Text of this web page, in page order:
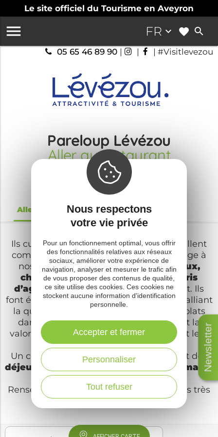
Le site officiel du Tourisme en Aveyron
Newsletter
FR keyboard_arrow_down search

05 65 46 89 90 | | | #Visitlevezou
Pareloup Lévézou
Aller au restaurant
Aller au restaurant
Ils cuisinent avec passion et vous accueillent
comme à la maison. Ils rendent hommage à
nos
spécialités locales.Aligot, tripoux,
charcuterie de pays, tête de veau, ris
d’agneaux …sont servis généreusement. Ils
font également preuve de modernité en alliant
la qualité de nos produits locaux à des plats
dans l’air du temps. Le culte du goût et la
valorisation de notreagriculture
restent leur
principale motivation.
Un conseil : nos restaurateurs organisent des
déjeuners thématiques
soupe au fromage,
poulet sauté, ris d’agneaux…
Renseignez-vous ce sont des rendez-vous très
conviviaux et festifs !
Nous respectons
votre vie privée
Pour un fonctionnement optimal, vous offrir
des fonctionnalités relatives aux réseaux
sociaux, améliorer votre expérience de
navigation, analyser et mesurer le trafic afin
de vous proposer des contenus de qualité,
ce site utilise des cookies. Ces cookies ne
stockent aucune information d'identification
personnelle.
Tout refuser
Personnaliser
Accepter et fermer